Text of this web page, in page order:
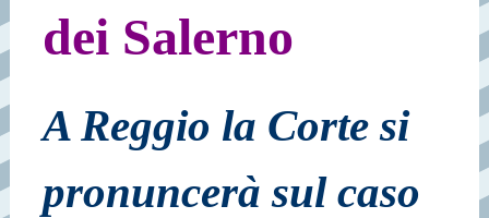
dei Salerno
A Reggio la Corte si
pronuncerà sul caso